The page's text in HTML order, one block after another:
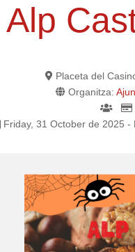
Alp
Placeta del
Organitza:
Friday, 31 October de 2025